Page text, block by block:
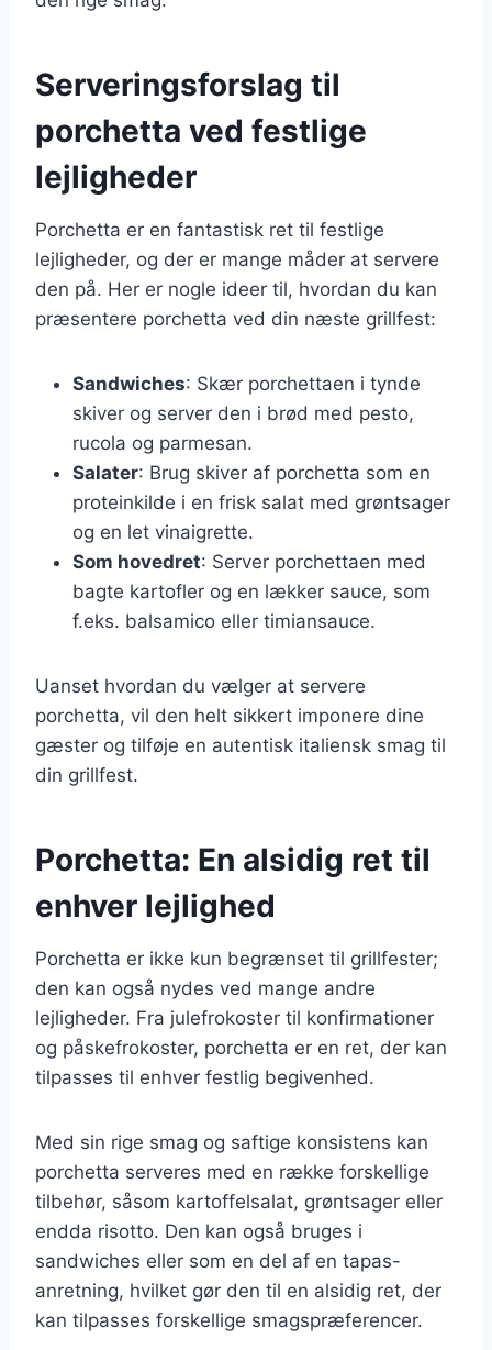
Serveringsforslag til
porchetta ved festlige
lejligheder
Porchetta er en fantastisk ret til festlige
lejligheder, og der er mange måder at servere
den på. Her er nogle ideer til, hvordan du kan
præsentere porchetta ved din næste grillfest:
Sandwiches: Skær porchettaen i tynde
skiver og server den i brød med pesto,
rucola og parmesan.
Salater: Brug skiver af porchetta som en
proteinkilde i en frisk salat med grøntsager
og en let vinaigrette.
Som hovedret: Server porchettaen med
bagte kartofler og en lækker sauce, som
f.eks. balsamico eller timiansauce.
Uanset hvordan du vælger at servere
porchetta, vil den helt sikkert imponere dine
gæster og tilføje en autentisk italiensk smag til
din grillfest.
Porchetta: En alsidig ret til
enhver lejlighed
Porchetta er ikke kun begrænset til grillfester;
den kan også nydes ved mange andre
lejligheder. Fra julefrokoster til konfirmationer
og påskefrokoster, porchetta er en ret, der kan
tilpasses til enhver festlig begivenhed.
Med sin rige smag og saftige konsistens kan
porchetta serveres med en række forskellige
tilbehør, såsom kartoffelsalat, grøntsager eller
endda risotto. Den kan også bruges i
sandwiches eller som en del af en tapas-
anretning, hvilket gør den til en alsidig ret, der
kan tilpasses forskellige smagspræferencer.